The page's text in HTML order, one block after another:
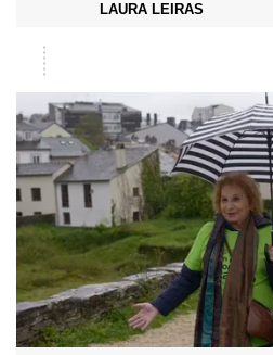
LAURA LEIRAS